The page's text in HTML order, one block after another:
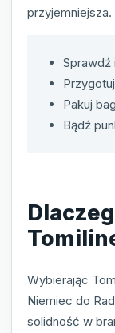
przyjemniejsza.
Pakuj
Bądź
Wybierając
Niemiec do
solidność w